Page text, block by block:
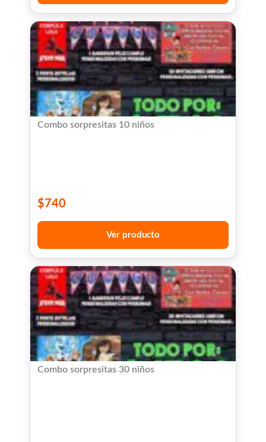
Combo sorpresitas 10 niños
$740
Ver producto
Combo sorpresitas 30 niños